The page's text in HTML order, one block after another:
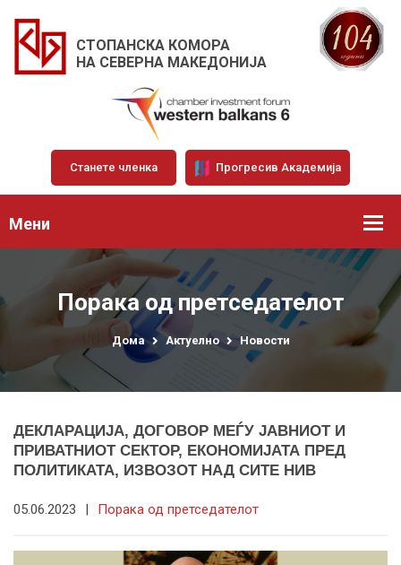
СТОПАНСКА КОМОРА
НА СЕВЕРНА МАКЕДОНИЈА
Станете членка Прогресив Академија
Мени
Порака од претседателот
Дома Актуелно Новости
ДЕКЛАРАЦИЈА, ДОГОВОР МЕЃУ ЈАВНИОТ И
ПРИВАТНИОТ СЕКТОР, ЕКОНОМИЈАТА ПРЕД
ПОЛИТИКАТА, ИЗВОЗОТ НАД СИТЕ НИВ
05.06.2023 | Порака од претседателот